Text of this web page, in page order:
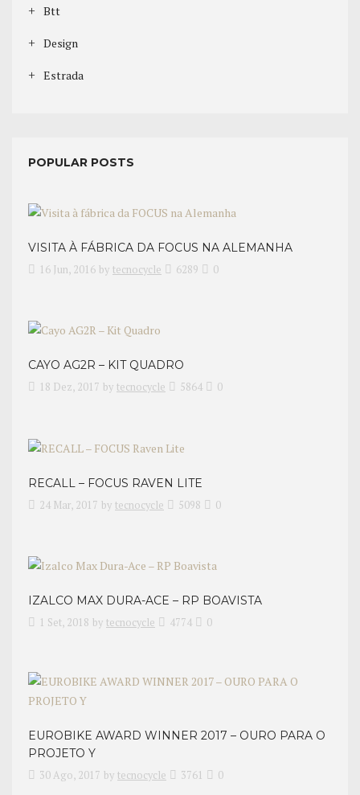
Btt
Design
Estrada
POPULAR POSTS
VISITA À FÁBRICA DA FOCUS NA ALEMANHA
16 Jun, 2016 by tecnocycle 6289 0
CAYO AG2R – KIT QUADRO
18 Dez, 2017 by tecnocycle 5864 0
RECALL – FOCUS RAVEN LITE
24 Mar, 2017 by tecnocycle 5098 0
IZALCO MAX DURA-ACE – RP BOAVISTA
1 Set, 2018 by tecnocycle 4774 0
EUROBIKE AWARD WINNER 2017 – OURO PARA O
PROJETO Y
30 Ago, 2017 by tecnocycle 3761 0